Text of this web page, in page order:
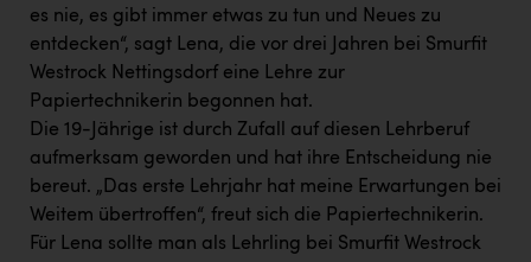
PÜSPÖK
REMAX
RE/MAX Welcome
Resch&Frisch
RUBBLE MASTER
Ruderclub Wels
es nie, es gibt immer etwas zu tun und Neues zu
entdecken“, sagt Lena, die vor drei Jahren bei Smurfit
Westrock Nettingsdorf eine Lehre zur
Papiertechnikerin begonnen hat.
Die 19-Jährige ist durch Zufall auf diesen Lehrberuf
aufmerksam geworden und hat ihre Entscheidung nie
bereut. „Das erste Lehrjahr hat meine Erwartungen bei
Weitem übertroffen“, freut sich die Papiertechnikerin.
Für Lena sollte man als Lehrling bei Smurfit Westrock